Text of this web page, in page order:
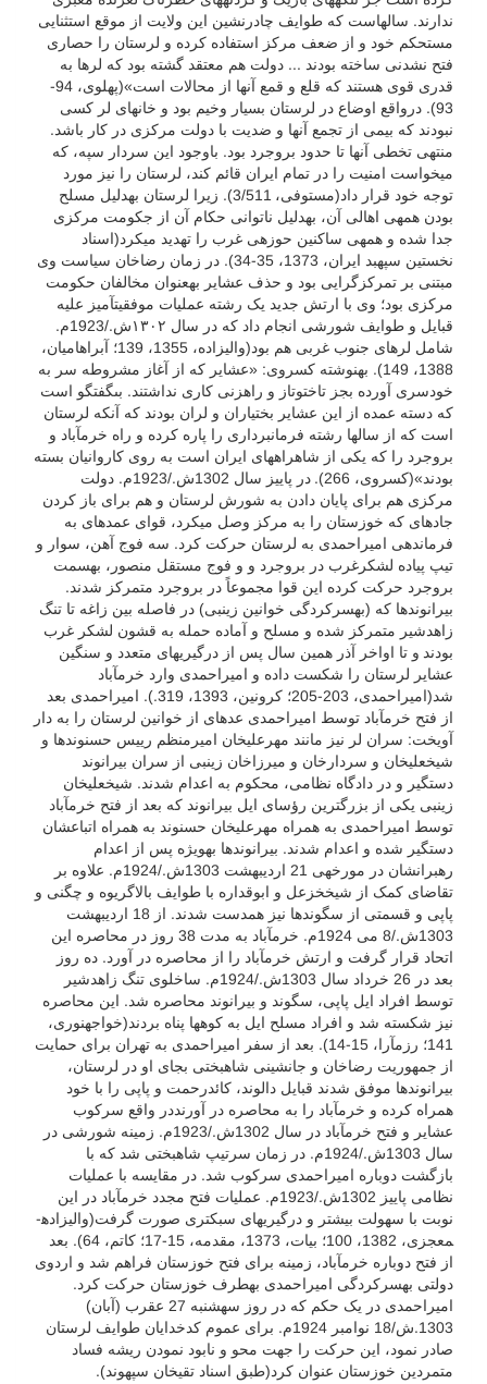
ندارند. سال­هاست که طوایف چادرنشین این ولایت از موقع استثنایی
مستحکم خود و از ضعف مرکز استفاده کرده و لرستان را حصاری
فتح نشدنی ساخته بودند ... دولت هم معتقد گشته بود که لرها به
قدری قوی هستند که قلع و قمع آنها از محالات است»(پهلوی، 94-
93). درواقع اوضاع در لرستان بسیار وخیم بود و خان‏هاى لر کسى
نبودند که بیمى از تجمع آنها و ضدیت با دولت مرکزى در کار باشد.
منتهى تخطى آنها تا حدود بروجرد بود. باوجود این سردار سپه، که
می­خواست امنیت را در تمام ایران قائم کند، لرستان را نیز مورد
توجه خود قرار داد(مستوفی، 3/511). زیرا لرستان به­دلیل مسلح
بودن همه­ی اهالی آن، به­دلیل ناتوانی حکام آن از جکومت مرکزی
جدا شده و همه­ی ساکنین حوزه­ی غرب را تهدید می­کرد(اسناد
نخستین سپهبد ایران، 1373، 35-34). در زمان رضاخان سیاست وی
مبتنی بر تمرکزگرایی بود و حذف عشایر به­عنوان مخالفان حکومت
مرکزی بود؛ وی با ارتش جدید یک رشته عملیات موفقیت­آمیز علیه
قبایل و طوایف شورشی انجام داد که در سال ١٣٠٢ش./1923م.
شامل لرهای جنوب غربی هم بود(والی­زاده، 1355، 139؛ آبراهامیان،
1388، 149). به­نوشته کسروی: «عشایر که از آغاز مشروطه سر به
خودسرى آورده بجز تاخت‏وتاز و راهزنى کارى نداشتند. بى‏گفتگو است
که دسته عمده از این عشایر بختیاران و لران بودند که آنکه لرستان
است که از سال‏ها رشته فرمانبردارى را پاره کرده و راه خرم‏آباد و
بروجرد را که یکى از شاه­راه­هاى ایران است به روى کاروانیان بسته
بودند»(کسروی، 266).
در پاییز سال 1302ش./1923م. دولت
مرکزی هم برای پایان دادن به شورش لرستان و هم برای باز کردن
جاده­ای که خوزستان را به مرکز وصل می­کرد، قوای عمده­ای به
فرماندهی امیراحمدی به لرستان حرکت کرد. سه فوج آهن، سوار و
تیپ پیاده لشکرغرب در بروجرد و و فوج مستقل منصور، به­سمت
بروجرد حرکت کرده این قوا مجموعاً در بروجرد متمرکز شدند.
بیرانوندها که (به­سرکردگی خوانین زینبی) در فاصله بین زاغه تا تنگ
زاهدشیر متمرکز شده و مسلح و آماده حمله به قشون لشکر غرب
بودند و تا اواخر آذر همین سال پس از درگیری­های متعدد و سنگین
عشایر لرستان را شکست داده و امیراحمدی وارد خرم­آباد
شد(امیراحمدی، 203-205؛ کرونین، 1393، 319.). امیراحمدی بعد
از فتح خرم­آباد توسط امیر­احمدی عده­ای از خوانین لرستان را به دار
آویخت: سران لر نیز مانند مهرعلی­خان امیرمنظم رییس حسنوندها و
شیخعلی­خان و سردارخان و میرزاخان زینبی از سران بیرانوند
دستگیر و در دادگاه نظامی، محکوم به اعدام شدند. شیخعلی­خان
زینبی یکی از بزرگترین رؤسای ایل بیرانوند که بعد از فتح خرم­آباد
توسط امیراحمدی به همراه مهرعلی­خان حسنوند به همراه اتباعشان
دستگیر شده و اعدام شدند. بیرانوندها به­ویژه پس از اعدام
رهبرانشان در مورخه­ی 21 اردیبهشت 1303ش./1924م. علاوه بر
تقاضای کمک از شیخ­خزعل و ابوقداره با طوایف بالاگریوه و چگنی و
پاپی و قسمتی از سگوندها نیز همدست شدند. از 18 اردیبهشت
1303ش./8 می 1924م. خرم­آباد به مدت 38 روز در محاصره این
اتحاد قرار گرفت و ارتش خرم­آباد را از محاصره در آورد. ده روز
بعد در 26 خرداد سال 1303ش./1924م. ساخلوی تنگ زاهدشیر
توسط افراد ایل پاپی، سگوند و بیرانوند محاصره شد. این محاصره
نیز شکسته شد و افراد مسلح ایل به کوه­ها پناه بردند(خواجه­نوری،
141؛ رزم­آرا، 15-14). بعد از سفر امیراحمدی به تهران برای حمایت
از جمهوریت رضاخان و جانشینی شاه­بختی بجای او در لرستان،
بیرانوندها موفق شدند قبایل دالوند، کائدرحمت و پاپی را با خود
همراه کرده و خرم­آباد را به محاصره در آورنددر واقع سرکوب
عشایر و فتح خرم­آباد در سال 1302ش./1923م. زمینه شورشی در
سال 1303ش./1924م. در زمان سرتیپ شاه­بختی شد که با
بازگشت دوباره امیراحمدی سرکوب شد. در مقایسه با عملیات
نظامی پاییز 1302ش./1923م. عملیات فتح مجدد خرم­آباد در این
نوبت با سهولت بیشتر و درگیری­های سبک­تری صورت گرفت(والی­زاده­
معجزی، 1382، 100؛ بیات، 1373، مقدمه، 15-17؛ کاتم، 64). بعد
از فتح دوباره خرم­آباد، زمینه برای فتح خوزستان فراهم شد و اردوی
دولتی به­سرکردگی امیراحمدی به­طرف خوزستان حرکت کرد.
امیراحمدی در یک حکم که در روز سه­شنبه 27 عقرب (آبان)
1303.ش/18 نوامبر 1924م. برای عموم کدخدایان طوایف لرستان
صادر نمود، این حرکت را جهت محو و نابود نمودن ریشه فساد
متمردین خوزستان عنوان کرد(طبق اسناد تقی­خان سپهوند).